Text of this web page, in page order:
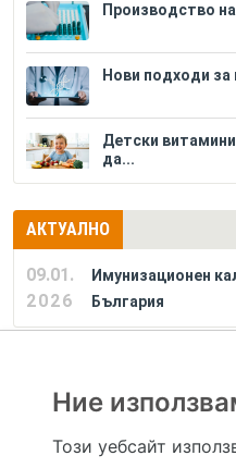
Производство
Нови подходи за
Детски
да...
АКТУАЛНО
09.01.
2026
Имунизационен
България
Ние
Този уебсайт